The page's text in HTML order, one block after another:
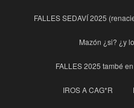
FALLES SEDAVÍ 2025
Mazón ¿si? ¿y
FALLES 2025 també
IROS A CAG*R